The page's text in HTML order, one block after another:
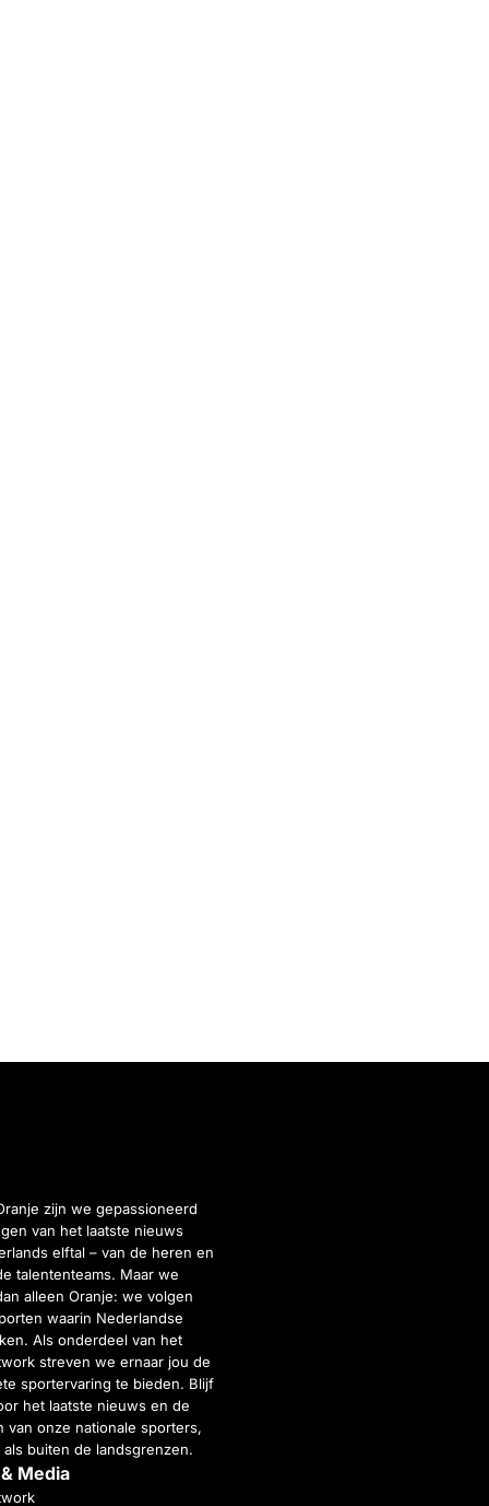
zijn we gepassioneerd
van het laatste nieuws
elftal – van de heren en
talententeams. Maar we
alleen Oranje: we volgen
waarin Nederlandse
Als onderdeel van het
streven we ernaar jou de
sportervaring te bieden. Blijf
het laatste nieuws en de
van onze nationale sporters,
buiten de landsgrenzen.
Media